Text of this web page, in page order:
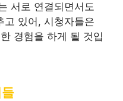
서로 연결되면서도
고 있어, 시청자들은
경험을 하게 될 것입